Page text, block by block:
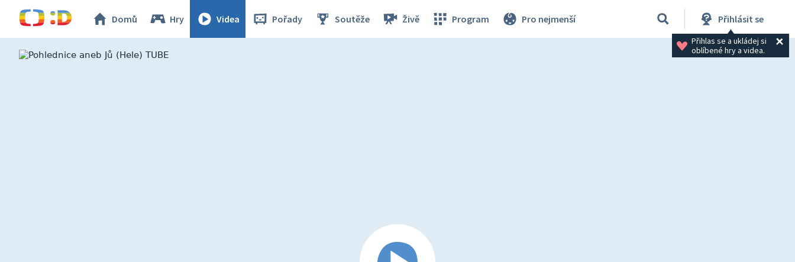
Domů Hry Videa Pořady Soutěže Živě Program Pro nejmenší Přihlásit se
Přihlas se a ukládej si
oblíbené hry a videa.